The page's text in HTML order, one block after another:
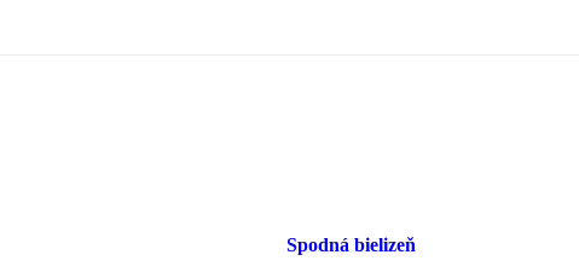
Spodná bielizeň